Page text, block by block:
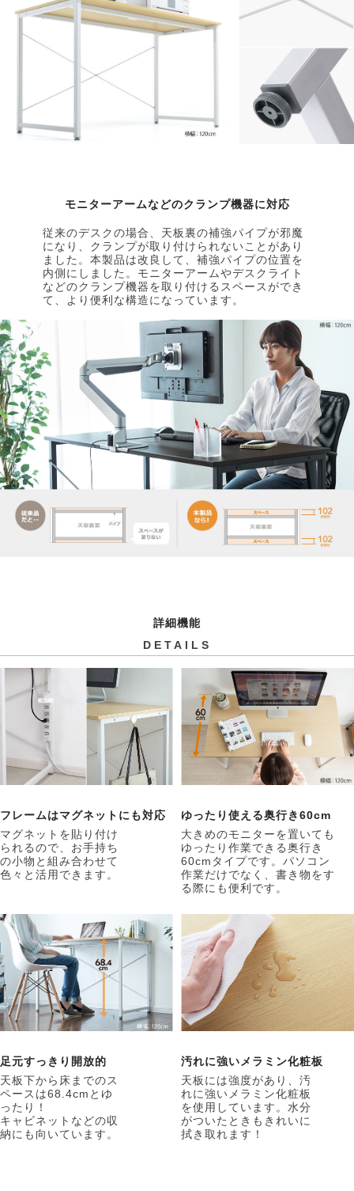
モニターアームなどのクランプ機器に対応
従来のデスクの場合、天板裏の補強パイプが邪魔
になり、クランプが取り付けられないことがあり
ました。本製品は改良して、補強パイプの位置を
内側にしました。モニターアームやデスクライト
などのクランプ機器を取り付けるスペースができ
て、より便利な構造になっています。
詳細機能
DETAILS
フレームはマグネットにも対応
マグネットを貼り付け
られるので、お手持ち
の小物と組み合わせて
色々と活用できます。
ゆったり使える奥行き60cm
大きめのモニターを置いても
ゆったり作業できる奥行き
60cmタイプです。パソコン
作業だけでなく、書き物をす
る際にも便利です。
足元すっきり開放的
天板下から床までのス
ペースは68.4cmとゆ
ったり！
キャビネットなどの収
納にも向いています。
汚れに強いメラミン化粧板
天板には強度があり、汚
れに強いメラミン化粧板
を使用しています。水分
がついたときもきれいに
拭き取れます！